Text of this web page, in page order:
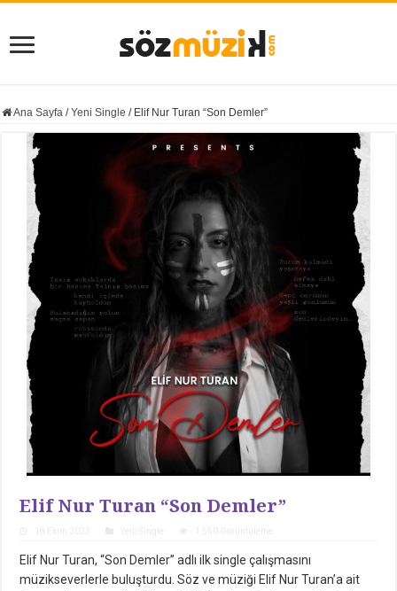
Ana Sayfa / Yeni Single / Elif Nur Turan “Son Demler”
Elif Nur Turan “Son Demler”
Elif Nur Turan, “Son Demler” adlı ilk single çalışmasını
müzikseverlerle buluşturdu. Söz ve müziği Elif Nur Turan’a ait